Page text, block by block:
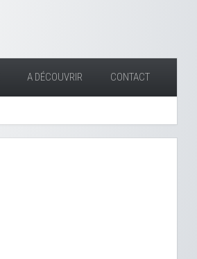
A DÉCOUVRIR CONTACT